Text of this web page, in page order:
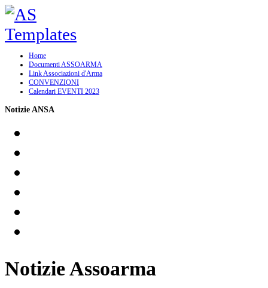
Home
Documenti ASSOARMA
Link Associazioni d'Arma
CONVENZIONI
Calendari EVENTI 2023
Notizie ANSA
Notizie Assoarma